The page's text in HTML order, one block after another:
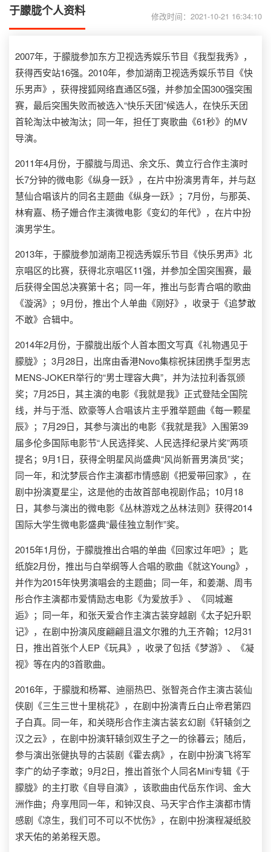
于朦胧个人资料 修改时间：2021-10-21 16:34:10
2007年，于朦胧参加东方卫视选秀娱乐节目《我型我秀》，
获得西安站16强。2010年，参加湖南卫视选秀娱乐节目《快
乐男声》，获得搜狐网络直通区5强，并参加全国300强突围
赛，最后突围失败而被选入“快乐天团”候选人，在快乐天团
首轮淘汰中被淘汰；同一年，担任丁爽歌曲《61秒》的MV
导演。
2011年4月份，于朦胧与周迅、余文乐、黄立行合作主演时
长7分钟的微电影《纵身一跃》，在片中扮演男青年，并与赵
慧仙合唱该片的同名主题曲《纵身一跃》；7月份，与那英、
林宥嘉、杨子姗合作主演微电影《变幻的年代》，在片中扮
演男学生。
2013年，于朦胧参加湖南卫视选秀娱乐节目《快乐男声》北
京唱区的比赛，获得北京唱区11强，并参加全国突围赛，最
后获得全国总决赛第十名；同一年，推出与彭青合唱的歌曲
《漩涡》；9月份，推出个人单曲《刚好》，收录于《追梦敢
不敢》合辑中。
2014年2月份，于朦胧出版个人首本图文写真《礼物遇见于
朦胧》；3月28日，出席由香港Novo集棕祝抹团携手型男志
MENS-JOKER举行的“男士理容大典”，并为法拉利香氛颁
奖；7月25日，其主演的电影《我就是我》正式登陆全国院
线，并与于湉、欧豪等人合唱该片主乎雅举题曲《每一颗星
辰》；7月29日，其参与演出的电影《我就是我》入围第39
届多伦多国际电影节“人民选择奖、人民选择纪录片奖”两项
提名；9月1日，获得全明星风尚盛典“风尚新晋男演员”奖；
同一年，和沈梦辰合作主演都市情感剧《把爱带回家》，在
剧中扮演夏星尘，这是他的击故首部电视剧作品；10月18
日，其参与演出的微电影《丛林游戏之丛林法则》获得2014
国际大学生微电影盛典“最佳独立制作”奖。
2015年1月份，于朦胧推出合唱的单曲《回家过年吧》；匙
纸旋2月份，推出与白举纲等人合唱的歌曲《就这Young》，
并作为2015年快男演唱会的主题曲；同一年，和姜潮、周韦
彤合作主演都市爱情励志电影《为爱放手》、《同城邂
逅》；同一年，和张天爱合作主演古装穿越剧《太子妃升职
记》，在剧中扮演风度翩翩且温文尔雅的九王齐翰；12月31
日，推出首张个人EP《玩具》，收录了包括《梦游》、《凝
视》等在内的3首歌曲。
2016年，于朦胧和杨幂、迪丽热巴、张智尧合作主演古装仙
侠剧《三生三世十里桃花》，在剧中扮演青丘白止帝君第四
子白真。同一年，和关晓彤合作主演古装玄幻剧《轩辕剑之
汉之云》，在剧中扮演轩辕剑双生子之一的徐暮云；随后，
参与演出张健执导的古装剧《霍去病》，在剧中扮演飞将军
李广的幼子李敢；9月2日，推出首张个人同名Mini专辑《于
朦胧》的主打歌《自导自演》，该歌曲由代岳东作词、金大
洲作曲；舟享甩同一年，和钟汉良、马天宇合作主演都市情
感剧《凉生，我们可不可以不忧伤》，在剧中扮演程凝纸胶
求天佑的弟弟程天恩。